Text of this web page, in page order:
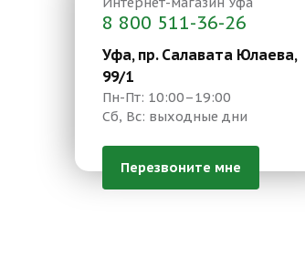
8 800 511-36-26
Уфа, пр. Салавата Юлаева,
99/1
Пн-Пт: 10:00–19:00
Сб, Вс: выходные дни
Перезвоните мне